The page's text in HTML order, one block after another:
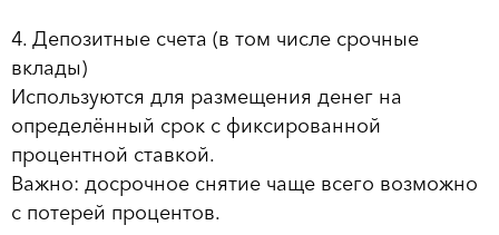
4. Депозитные счета (в том числе срочные
вклады)
Используются для размещения денег на
определённый срок с фиксированной
процентной ставкой.
Важно: досрочное снятие чаще всего возможно
с потерей процентов.